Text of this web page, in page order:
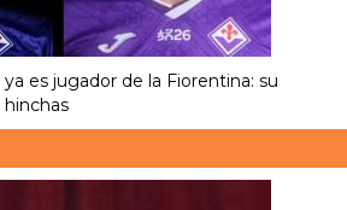
es jugador de la Fiorentina: su